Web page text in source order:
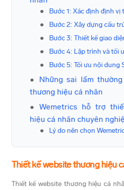
Bước 1: Xác định định vị
Bước 2: Xây dựng cấu
Bước 3: Thiết kế giao
Bước 4: Lập trình và tối
Bước 5: Tối ưu nội dung
Những sai lầm
thương hiệu cá nhân
Wemetrics hỗ trợ
hiệu cá nhân chuyên
Lý do nên chọn
Thiết kế website thương hiệu
Thiết kế website thương hiệu cá